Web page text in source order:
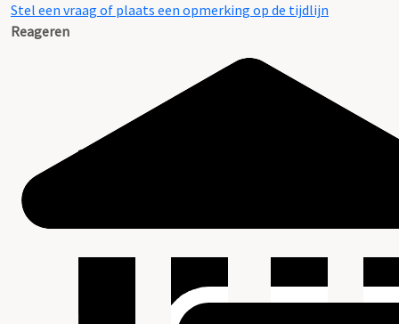
Stel een vraag of plaats een opmerking op de tijdlijn
Reageren